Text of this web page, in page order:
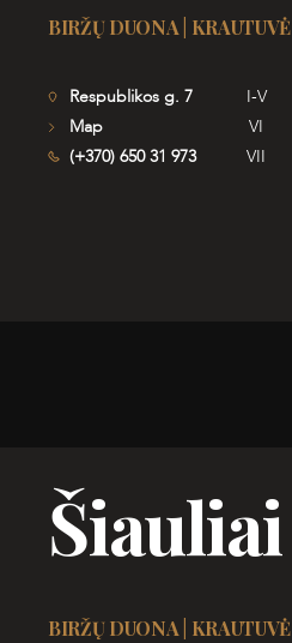
BIRŽŲ DUONA | KRAUTUVĖ
Respublikos g. 7
Map
(+370) 650 31 973
I-V
VI
VII
Šiauliai
BIRŽŲ DUONA | KRAUTUVĖ